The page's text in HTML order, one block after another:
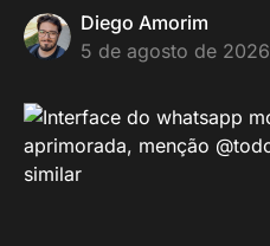
Diego Amorim
5 de agosto de 2026